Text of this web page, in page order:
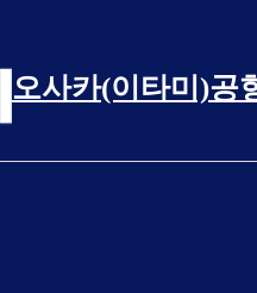
오사카(이타미)공